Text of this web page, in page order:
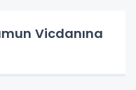
Vicdanına